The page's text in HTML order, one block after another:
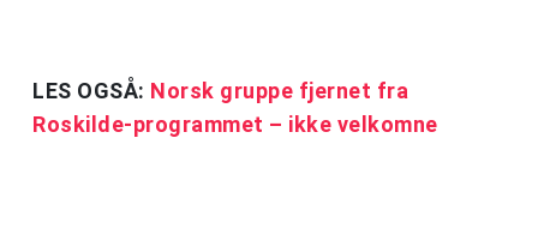
LES OGSÅ: Norsk gruppe fjernet fra
Roskilde-programmet – ikke velkomne